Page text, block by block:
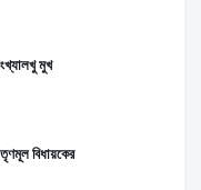
মুখ
বিধায়কের